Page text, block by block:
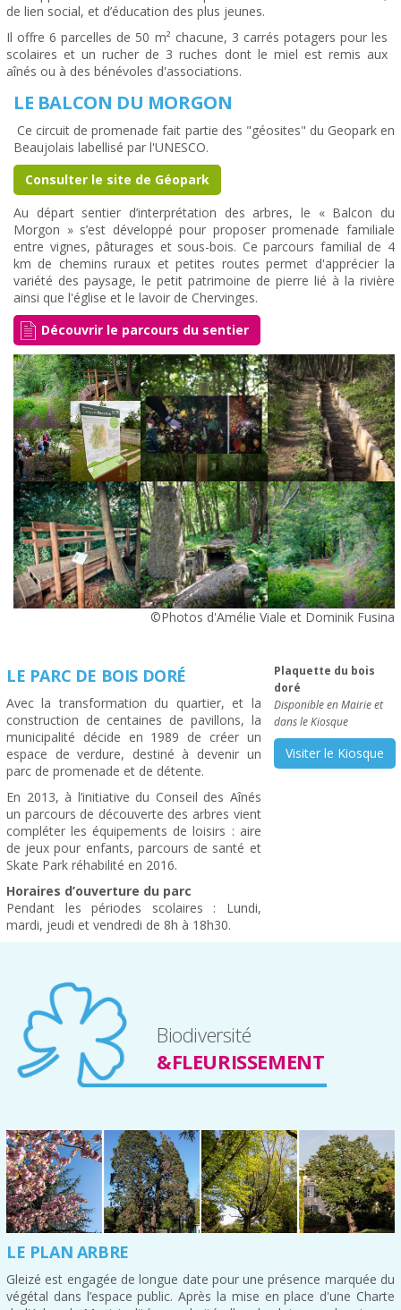
de lien social, et d’éducation des plus jeunes.
Il offre 6 parcelles de 50 m² chacune, 3 carrés potagers pour les
scolaires et un rucher de 3 ruches dont le miel est remis aux
aînés ou à des bénévoles d'associations.
LE BALCON DU MORGON
Ce circuit de promenade fait partie des "géosites" du Geopark en
Beaujolais labellisé par l'UNESCO.
Consulter le site de Géopark
Au départ sentier d’interprétation des arbres, le « Balcon du
Morgon » s’est développé pour proposer promenade familiale
entre vignes, pâturages et sous-bois. Ce parcours familial de 4
km de chemins ruraux et petites routes permet d'apprécier la
variété des paysage, le petit patrimoine de pierre lié à la rivière
ainsi que l'église et le lavoir de Chervinges.
Découvrir le parcours du sentier
©Photos d'Amélie Viale et Dominik Fusina
LE PARC DE BOIS DORÉ
Avec la transformation du quartier, et la
construction de centaines de pavillons, la
municipalité décide en 1989 de créer un
espace de verdure, destiné à devenir un
parc de promenade et de détente.
En 2013, à l’initiative du Conseil des Aînés
un parcours de découverte des arbres vient
compléter les équipements de loisirs : aire
de jeux pour enfants, parcours de santé et
Skate Park réhabilité en 2016.
Horaires d’ouverture du parc
Pendant les périodes scolaires : Lundi,
mardi, jeudi et vendredi de 8h à 18h30.
Plaquette du bois
doré
Disponible en Mairie et
dans le Kiosque
Visiter le Kiosque
Biodiversité
&FLEURISSEMENT
LE PLAN ARBRE
Gleizé est engagée de longue date pour une présence marquée du
végétal dans l’espace public. Après la mise en place d'une Charte